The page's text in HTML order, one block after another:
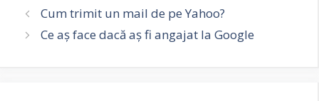
Cum trimit un mail de pe Yahoo?
Ce aș face dacă aș fi angajat la Google